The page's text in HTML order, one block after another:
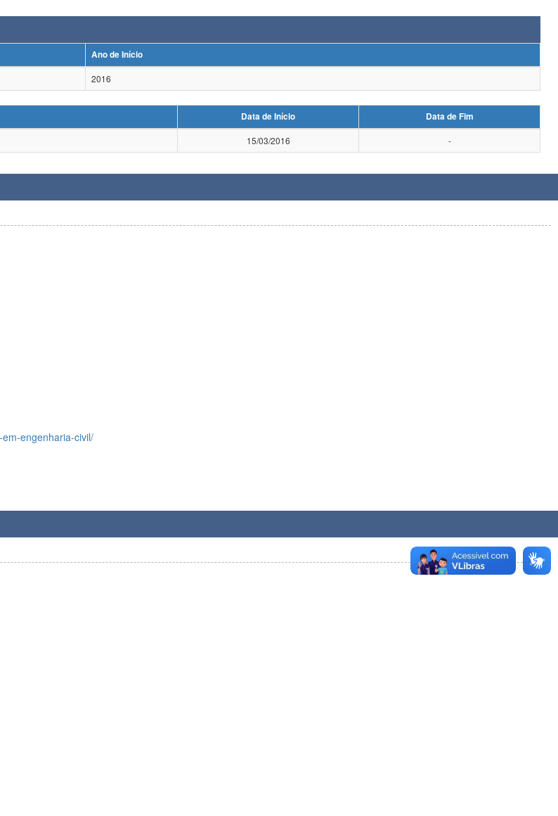
Ano de Início
2016
Data de Início
Data de Fim
15/03/2016 -
engenharia-civil/